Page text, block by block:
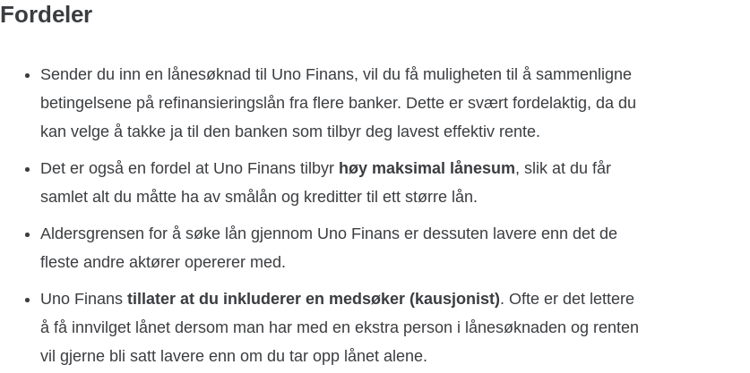
Fordeler
Sender du inn en lånesøknad til Uno Finans, vil du få muligheten til å sammenligne
betingelsene på refinansieringslån fra flere banker. Dette er svært fordelaktig, da du
kan velge å takke ja til den banken som tilbyr deg lavest effektiv rente.
Det er også en fordel at Uno Finans tilbyr høy maksimal lånesum, slik at du får
samlet alt du måtte ha av smålån og kreditter til ett større lån.
Aldersgrensen for å søke lån gjennom Uno Finans er dessuten lavere enn det de
fleste andre aktører opererer med.
Uno Finans tillater at du inkluderer en medsøker (kausjonist). Ofte er det lettere
å få innvilget lånet dersom man har med en ekstra person i lånesøknaden og renten
vil gjerne bli satt lavere enn om du tar opp lånet alene.